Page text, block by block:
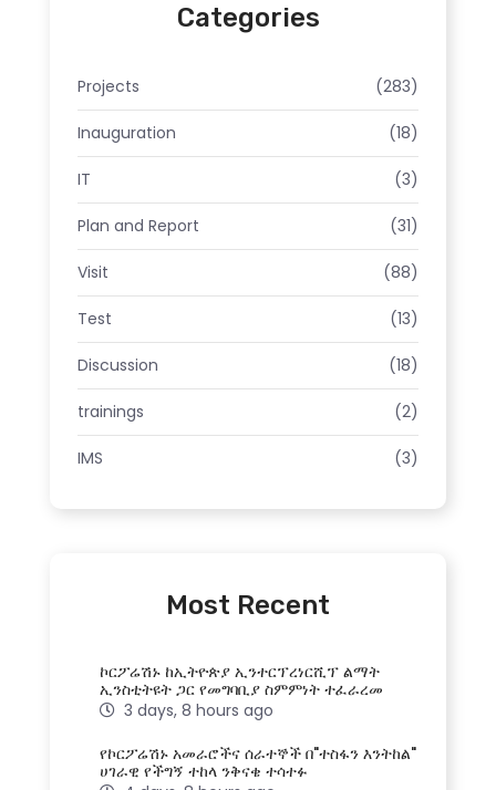
Categories
Projects (283)
Inauguration (18)
IT (3)
Plan and Report (31)
Visit (88)
Test (13)
Discussion (18)
trainings (2)
IMS (3)
Most Recent
ኮርፖሬሽኑ ከኢትዮጵያ ኢንተርፕረነርሺፕ ልማት
ኢንስቲትዩት ጋር የመግባቢያ ስምምነት ተፈራረመ
3 days, 8 hours ago
የኮርፖሬሽኑ አመራሮችና ሰራተኞች በ"ተስፋን እንትከል"
ሀገራዊ የችግኝ ተከላ ንቅናቄ ተሳተፉ